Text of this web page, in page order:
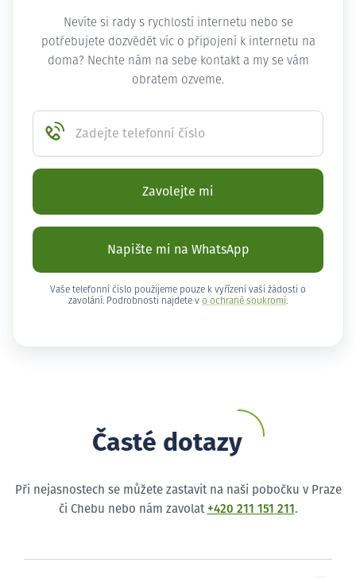
Nevíte si rady s rychlostí internetu nebo se
potřebujete dozvědět víc o připojení k internetu na
doma? Nechte nám na sebe kontakt a my se vám
obratem ozveme.
Zadejte telefonní číslo
Zavolejte mi
Napište mi na WhatsApp
Vaše telefonní číslo použijeme pouze k vyřízení vaší žádosti o
zavolání. Podrobnosti najdete v o ochraně soukromí .
Časté dotazy
Při nejasnostech se můžete zastavit na naši pobočku v Praze
či Chebu nebo nám zavolat +420 211 151 211 .